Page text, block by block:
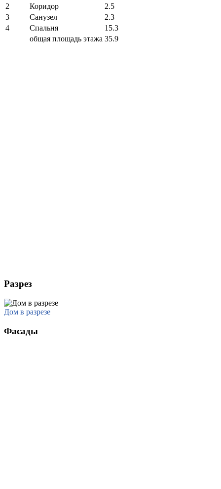
2
Коридор
2.5
3
Санузел
2.3
4
Спальня
15.3
общая площадь этажа 35.9
Разрез
Дом в разрезе
Фасады